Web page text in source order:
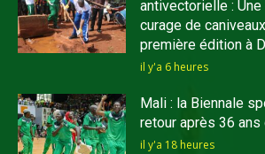
antivectorielle :
curage de
première édition à
il y'a 6 heures
Mali : la Biennale
retour après 36 ans
il y'a 18 heures